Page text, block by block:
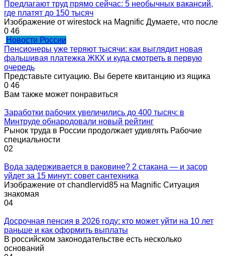
Предлагают труд прямо сейчас: 5 необычных вакансий,
где платят до 150 тысяч
Изображение от wirestock на Magnific Думаете, что после
0 46
Новости России
Пенсионеры уже теряют тысячи: как выглядит новая
фальшивая платежка ЖКХ и куда смотреть в первую
очередь
Представьте ситуацию. Вы берете квитанцию из ящика
0 46
Вам также может понравиться
Заработки рабочих увеличились до 400 тысяч: в
Минтруде обнародовали новый рейтинг
Рынок труда в России продолжает удивлять Рабочие
специальности
02
Вода задерживается в раковине? 2 стакана — и засор
уйдет за 15 минут: совет сантехника
Изображение от chandlervid85 на Magnific Ситуация
знакомая
04
Досрочная пенсия в 2026 году: кто может уйти на 10 лет
раньше и как оформить выплаты
В российском законодательстве есть несколько
оснований